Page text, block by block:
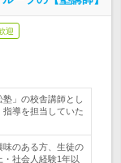
迎
塾」の校舎講師とし
導を担当していた
味のある方、生徒の
社会人経験1年以